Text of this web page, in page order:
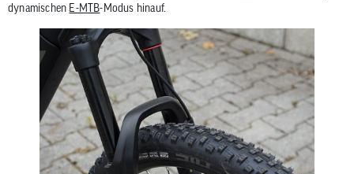
dynamischen E-MTB-Modus hinauf.